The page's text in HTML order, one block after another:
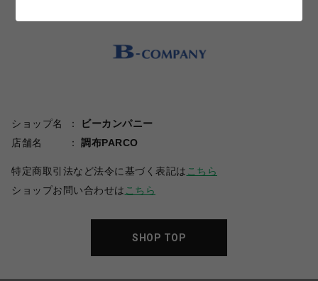
ショップ名
ビーカンパニー
店舗名
調布PARCO
特定商取引法など法令に基づく表記は こちら
ショップお問い合わせは こちら
SHOP TOP